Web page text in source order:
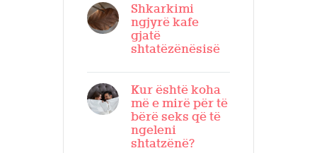
Shkarkimi
ngjyrë kafe
gjatë
shtatëzënësisë
Kur është koha
më e mirë për të
bërë seks që të
ngeleni
shtatzënë?